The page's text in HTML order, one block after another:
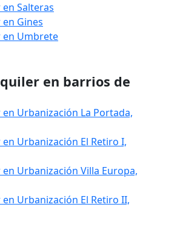
Salteras
Gines
en Umbrete
en barrios de
Urbanización La Portada,
Urbanización El Retiro I,
Urbanización Villa Europa,
Urbanización El Retiro II,